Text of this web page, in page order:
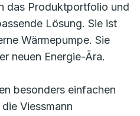
das Produktportfolio und
Lösung. Sie ist
Wärmepumpe. Sie
neuen Energie-Ära.
besonders einfachen
Viessmann